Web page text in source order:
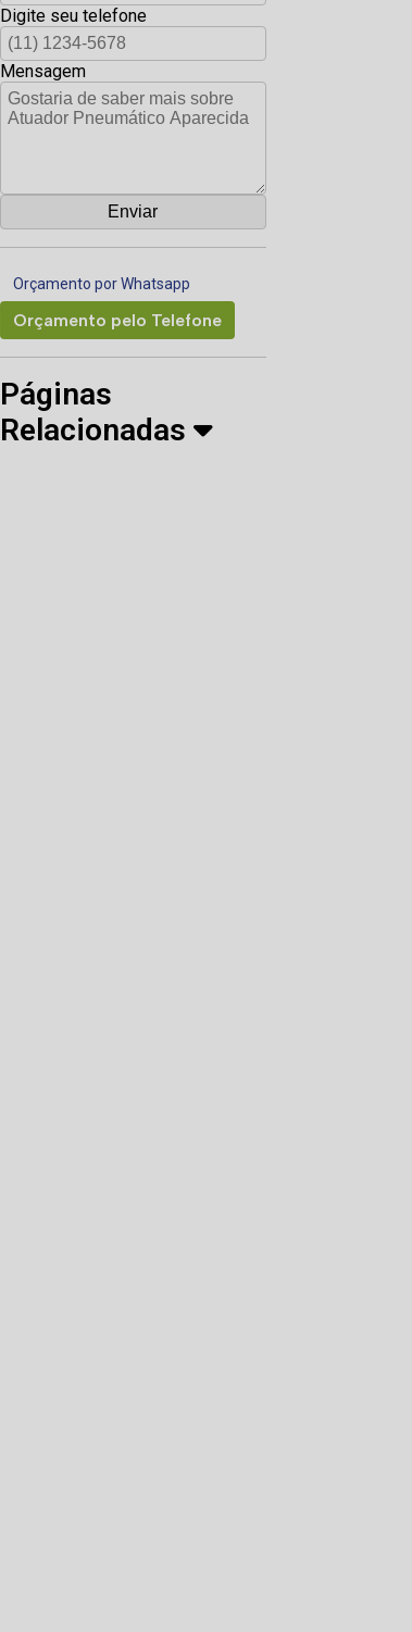
Digite seu telefone
Mensagem
Orçamento por Whatsapp
Orçamento pelo Telefone
Páginas
Relacionadas